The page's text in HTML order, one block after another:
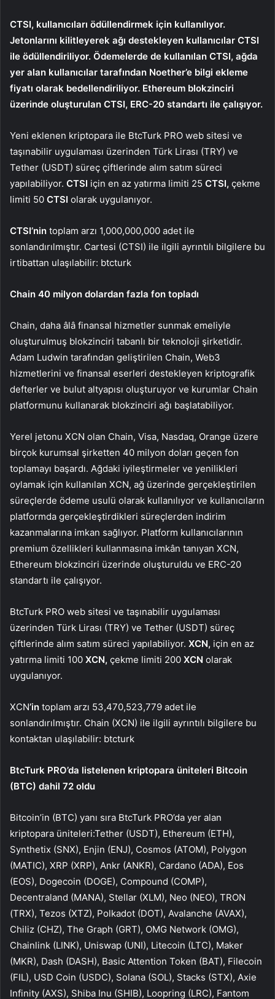
CTSI, kullanıcıları ödüllendirmek için kullanılıyor.
Jetonlarını kilitleyerek ağı destekleyen kullanıcılar CTSI
ile ödüllendiriliyor. Ödemelerde de kullanılan CTSI, ağda
yer alan kullanıcılar tarafından Noether’e bilgi ekleme
fiyatı olarak bedellendiriliyor. Ethereum blokzinciri
üzerinde oluşturulan CTSI, ERC-20 standartı ile çalışıyor.
Yeni eklenen kriptopara ile BtcTurk PRO web sitesi ve
taşınabilir uygulaması üzerinden Türk Lirası (TRY) ve
Tether (USDT) süreç çiftlerinde alım satım süreci
yapılabiliyor. CTSI için en az yatırma limiti 25 CTSI, çekme
limiti 50 CTSI olarak uygulanıyor.
CTSI’nin toplam arzı 1,000,000,000 adet ile
sonlandırılmıştır. Cartesi (CTSI) ile ilgili ayrıntılı bilgilere bu
irtibattan ulaşılabilir: btcturk
Chain 40 milyon dolardan fazla fon topladı
Chain, daha âlâ finansal hizmetler sunmak emeliyle
oluşturulmuş blokzinciri tabanlı bir teknoloji şirketidir.
Adam Ludwin tarafından geliştirilen Chain, Web3
hizmetlerini ve finansal eserleri destekleyen kriptografik
defterler ve bulut altyapısı oluşturuyor ve kurumlar Chain
platformunu kullanarak blokzinciri ağı başlatabiliyor.
Yerel jetonu XCN olan Chain, Visa, Nasdaq, Orange üzere
birçok kurumsal şirketten 40 milyon doları geçen fon
toplamayı başardı. Ağdaki iyileştirmeler ve yenilikleri
oylamak için kullanılan XCN, ağ üzerinde gerçekleştirilen
süreçlerde ödeme usulü olarak kullanılıyor ve kullanıcıların
platformda gerçekleştirdikleri süreçlerden indirim
kazanmalarına imkan sağlıyor. Platform kullanıcılarının
premium özellikleri kullanmasına imkân tanıyan XCN,
Ethereum blokzinciri üzerinde oluşturuldu ve ERC-20
standartı ile çalışıyor.
BtcTurk PRO web sitesi ve taşınabilir uygulaması
üzerinden Türk Lirası (TRY) ve Tether (USDT) süreç
çiftlerinde alım satım süreci yapılabiliyor. XCN, için en az
yatırma limiti 100 XCN, çekme limiti 200 XCN olarak
uygulanıyor.
XCN’in toplam arzı 53,470,523,779 adet ile
sonlandırılmıştır. Chain (XCN) ile ilgili ayrıntılı bilgilere bu
kontaktan ulaşılabilir: btcturk
BtcTurk PRO’da listelenen kriptopara üniteleri Bitcoin
(BTC) dahil 72 oldu
Bitcoin’in (BTC) yanı sıra BtcTurk PRO’da yer alan
kriptopara üniteleri:Tether (USDT), Ethereum (ETH),
Synthetix (SNX), Enjin (ENJ), Cosmos (ATOM), Polygon
(MATIC), XRP (XRP), Ankr (ANKR), Cardano (ADA), Eos
(EOS), Dogecoin (DOGE), Compound (COMP),
Decentraland (MANA), Stellar (XLM), Neo (NEO), TRON
(TRX), Tezos (XTZ), Polkadot (DOT), Avalanche (AVAX),
Chiliz (CHZ), The Graph (GRT), OMG Network (OMG),
Chainlink (LINK), Uniswap (UNI), Litecoin (LTC), Maker
(MKR), Dash (DASH), Basic Attention Token (BAT), Filecoin
(FIL), USD Coin (USDC), Solana (SOL), Stacks (STX), Axie
Infinity (AXS), Shiba Inu (SHIB), Loopring (LRC), Fantom